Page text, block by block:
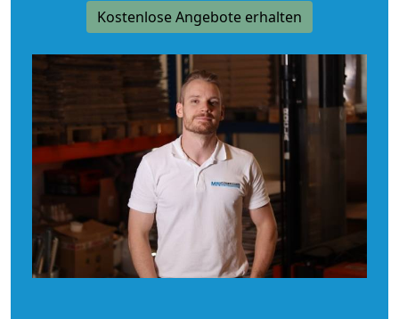
Kostenlose Angebote erhalten